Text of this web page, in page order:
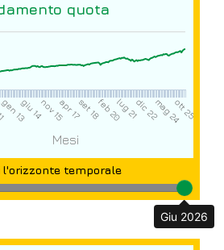
Mesi
quota
gen 13giu 14nov 15apr 17set 18feb 20lug 21dic 22mag 24ott 25
l'orizzonte temporale
Giu 2026